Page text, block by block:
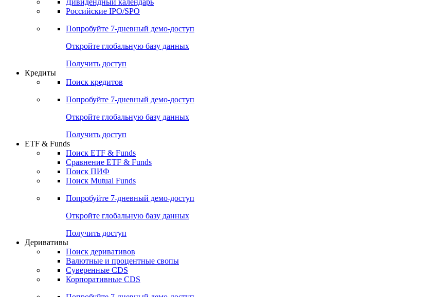
Получить доступ
Акции
Поиск акций
Дивидендный календарь
Российские IPO/SPO
Попробуйте7-дневный
Откройте глобальную базу данных
Получить доступ
Кредиты
Поиск кредитов
Попробуйте7-дневный
Откройте глобальную базу данных
Получить доступ
ETF & Funds
Поиск ETF & Funds
Сравнение ETF & Funds
Поиск ПИФ
Поиск Mutual Funds
Попробуйте7-дневный
Откройте глобальную базу данных
Получить доступ
Деривативы
Поиск деривативов
Валютные и процентные свопы